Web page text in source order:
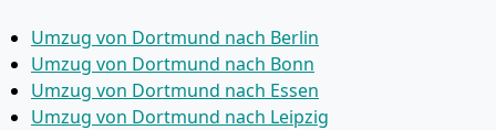
Umzug von Dortmund nach Berlin
Umzug von Dortmund nach Bonn
Umzug von Dortmund nach Essen
Umzug von Dortmund nach Leipzig